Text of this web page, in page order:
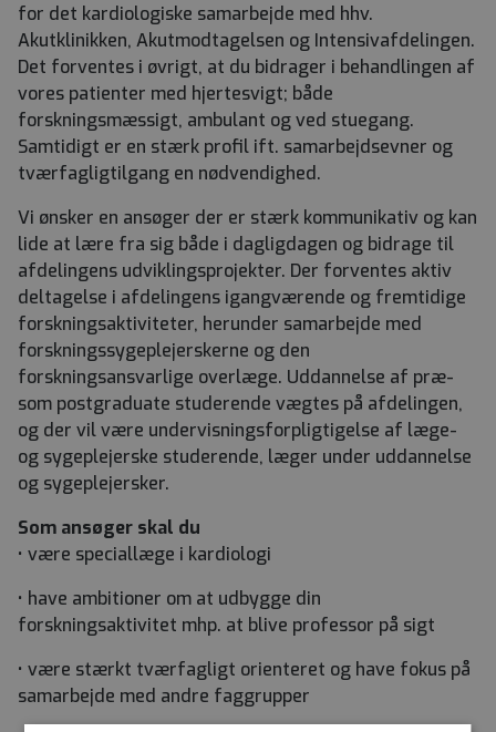
for det kardiologiske samarbejde med hhv.
Akutklinikken, Akutmodtagelsen og Intensivafdelingen.
Det forventes i øvrigt, at du bidrager i behandlingen af
vores patienter med hjertesvigt; både
forskningsmæssigt, ambulant og ved stuegang.
Samtidigt er en stærk profil ift. samarbejdsevner og
tværfagligtilgang en nødvendighed.
Vi ønsker en ansøger der er stærk kommunikativ og kan
lide at lære fra sig både i dagligdagen og bidrage til
afdelingens udviklingsprojekter. Der forventes aktiv
deltagelse i afdelingens igangværende og fremtidige
forskningsaktiviteter, herunder samarbejde med
forskningssygeplejerskerne og den
forskningsansvarlige overlæge. Uddannelse af præ-
som postgraduate studerende vægtes på afdelingen,
og der vil være undervisningsforpligtigelse af læge-
og sygeplejerske studerende, læger under uddannelse
og sygeplejersker.
Som ansøger skal du
• være speciallæge i kardiologi
• have ambitioner om at udbygge din
forskningsaktivitet mhp. at blive professor på sigt
• være stærkt tværfagligt orienteret og have fokus på
samarbejde med andre faggrupper